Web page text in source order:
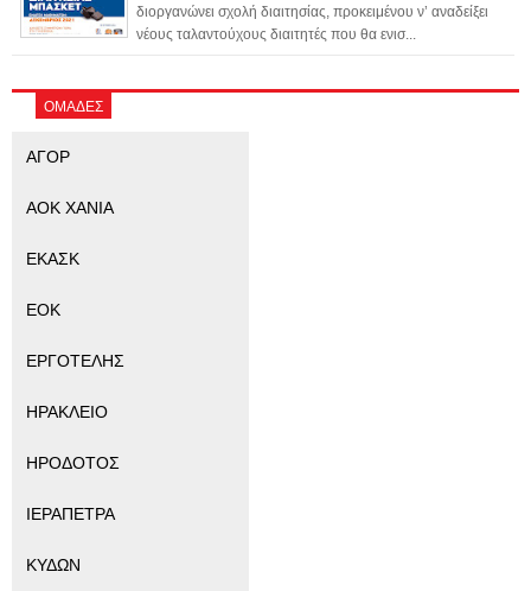
διοργανώνει σχολή διαιτησίας, προκειμένου ν’ αναδείξει
νέους ταλαντούχους διαιτητές που θα ενισ...
ΟΜΑΔΕΣ
ΑΓΟΡ
ΑΟΚ ΧΑΝΙΑ
ΕΚΑΣΚ
ΕΟΚ
ΕΡΓΟΤΕΛΗΣ
ΗΡΑΚΛΕΙΟ
ΗΡΟΔΟΤΟΣ
ΙΕΡΑΠΕΤΡΑ
ΚΥΔΩΝ